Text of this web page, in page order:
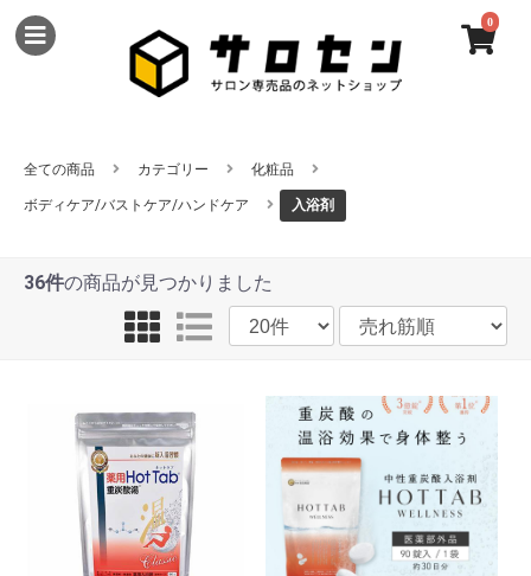
0
全ての商品 カテゴリー 化粧品
ボディケア/バストケア/ハンドケア 入浴剤
36件の商品が見つかりました